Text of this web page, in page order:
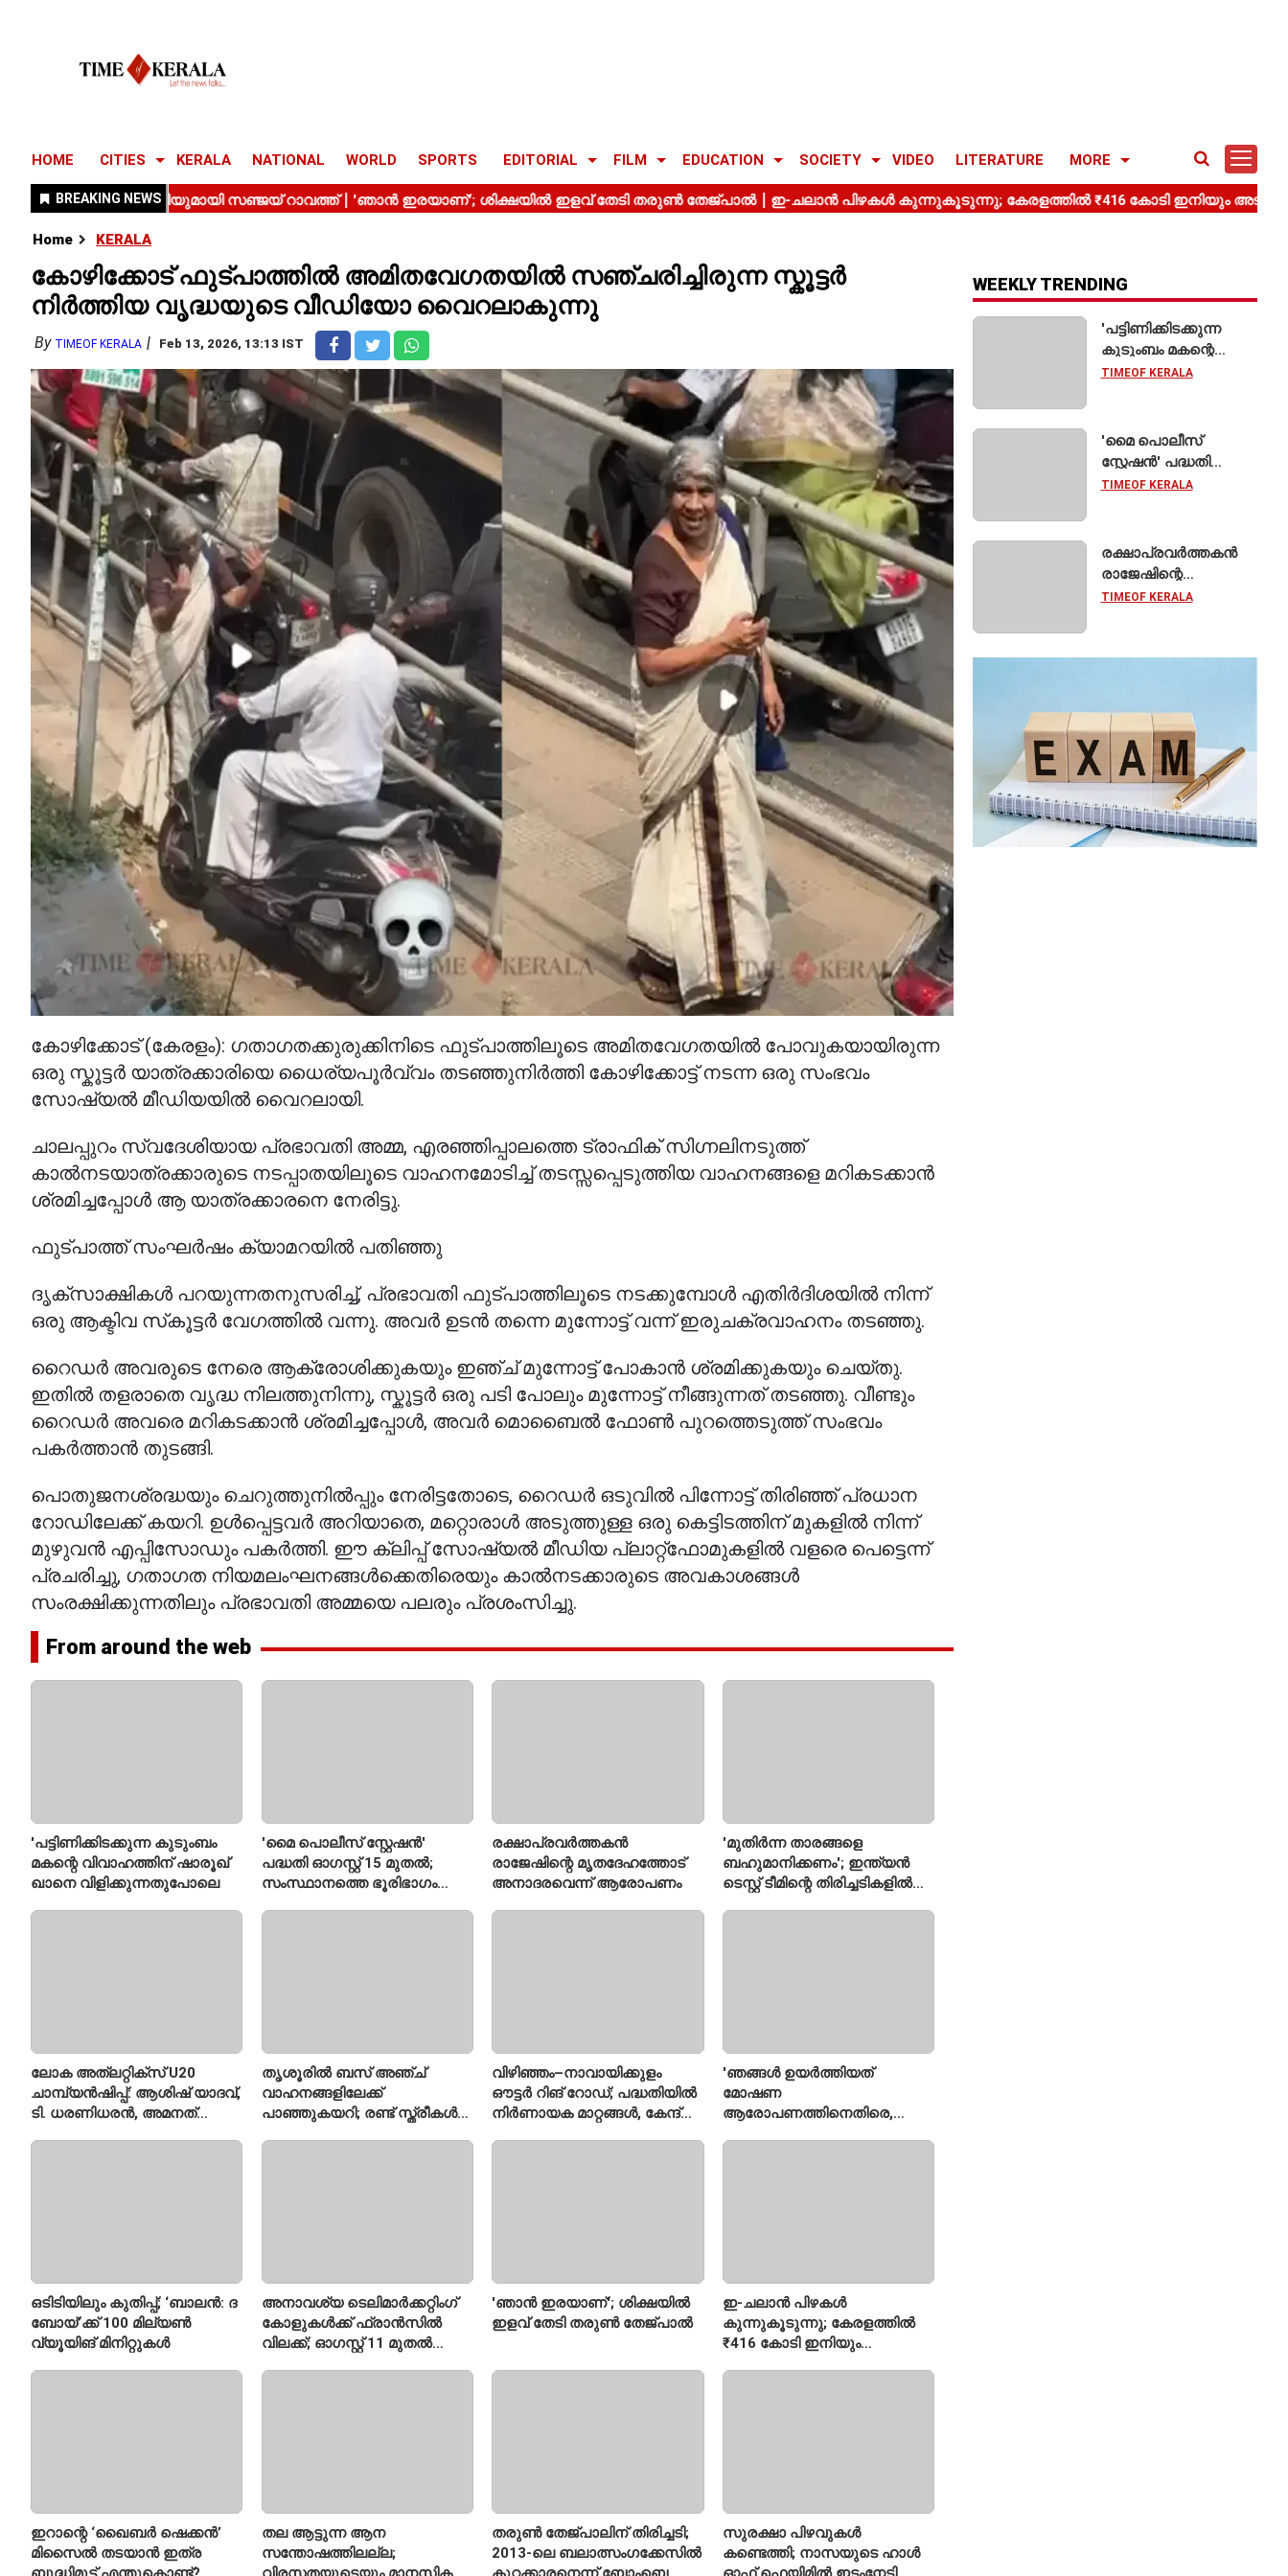
HOME CITIES KERALA NATIONAL WORLD SPORTS EDITORIAL FILM EDUCATION SOCIETY VIDEO LITERATURE MORE
Home KERALA
കോഴിക്കോട് ഫുട്പാത്തിൽ അമിതവേഗതയിൽ സഞ്ചരിച്ചിരുന്ന സ്കൂട്ടർ
നിർത്തിയ വൃദ്ധയുടെ വീഡിയോ വൈറലാകുന്നു
By TIMEOF KERALA Feb 13, 2026, 13:13 IST
കോഴിക്കോട് (കേരളം): ഗതാഗതക്കുരുക്കിനിടെ ഫുട്പാത്തിലൂടെ അമിതവേഗതയിൽ പോവുകയായിരുന്ന
ഒരു സ്കൂട്ടർ യാത്രക്കാരിയെ ധൈര്യപൂർവ്വം തടഞ്ഞുനിർത്തി കോഴിക്കോട്ട് നടന്ന ഒരു സംഭവം
സോഷ്യൽ മീഡിയയിൽ വൈറലായി.
ചാലപ്പുറം സ്വദേശിയായ പ്രഭാവതി അമ്മ, എരഞ്ഞിപ്പാലത്തെ ട്രാഫിക് സിഗ്നലിനടുത്ത്
കാൽനടയാത്രക്കാരുടെ നടപ്പാതയിലൂടെ വാഹനമോടിച്ച് തടസ്സപ്പെടുത്തിയ വാഹനങ്ങളെ മറികടക്കാൻ
ശ്രമിച്ചപ്പോൾ ആ യാത്രക്കാരനെ നേരിട്ടു.
ഫുട്പാത്ത് സംഘർഷം ക്യാമറയിൽ പതിഞ്ഞു
ദൃക്‌സാക്ഷികൾ പറയുന്നതനുസരിച്ച്, പ്രഭാവതി ഫുട്പാത്തിലൂടെ നടക്കുമ്പോൾ എതിർദിശയിൽ നിന്ന്
ഒരു ആക്ടിവ സ്‌കൂട്ടർ വേഗത്തിൽ വന്നു. അവർ ഉടൻ തന്നെ മുന്നോട്ട് വന്ന് ഇരുചക്രവാഹനം തടഞ്ഞു.
റൈഡർ അവരുടെ നേരെ ആക്രോശിക്കുകയും ഇഞ്ച് മുന്നോട്ട് പോകാൻ ശ്രമിക്കുകയും ചെയ്തു.
ഇതിൽ തളരാതെ വൃദ്ധ നിലത്തുനിന്നു, സ്കൂട്ടർ ഒരു പടി പോലും മുന്നോട്ട് നീങ്ങുന്നത് തടഞ്ഞു. വീണ്ടും
റൈഡർ അവരെ മറികടക്കാൻ ശ്രമിച്ചപ്പോൾ, അവർ മൊബൈൽ ഫോൺ പുറത്തെടുത്ത് സംഭവം
പകർത്താൻ തുടങ്ങി.
പൊതുജനശ്രദ്ധയും ചെറുത്തുനിൽപ്പും നേരിട്ടതോടെ, റൈഡർ ഒടുവിൽ പിന്നോട്ട് തിരിഞ്ഞ് പ്രധാന
റോഡിലേക്ക് കയറി. ഉൾപ്പെട്ടവർ അറിയാതെ, മറ്റൊരാൾ അടുത്തുള്ള ഒരു കെട്ടിടത്തിന് മുകളിൽ നിന്ന്
മുഴുവൻ എപ്പിസോഡും പകർത്തി. ഈ ക്ലിപ്പ് സോഷ്യൽ മീഡിയ പ്ലാറ്റ്‌ഫോമുകളിൽ വളരെ പെട്ടെന്ന്
പ്രചരിച്ചു, ഗതാഗത നിയമലംഘനങ്ങൾക്കെതിരെയും കാൽനടക്കാരുടെ അവകാശങ്ങൾ
സംരക്ഷിക്കുന്നതിലും പ്രഭാവതി അമ്മയെ പലരും പ്രശംസിച്ചു.
From around the web
'പട്ടിണിക്കിടക്കുന്ന കുടുംബം
മകന്റെ വിവാഹത്തിന് ഷാരൂഖ്
ഖാനെ വിളിക്കുന്നതുപോലെ
'മൈ പൊലീസ് സ്റ്റേഷൻ'
പദ്ധതി ഓഗസ്റ്റ് 15 മുതൽ;
സംസ്ഥാനത്തെ ഭൂരിഭാഗം
രക്ഷാപ്രവർത്തകൻ
രാജേഷിന്റെ മൃതദേഹത്തോട്
അനാദരവെന്ന് ആരോപണം
'മുതിർന്ന താരങ്ങളെ
ബഹുമാനിക്കണം'; ഇന്ത്യൻ
ടെസ്റ്റ് ടീമിന്റെ തിരിച്ചടികളിൽ
ലോക അത്‌ലറ്റിക്സ് U20
ചാമ്പ്യൻഷിപ്പ്: ആശിഷ് യാദവ്,
ടി. ധരണിധരൻ, അമനത്
തൃശൂരിൽ ബസ് അഞ്ച്
വാഹനങ്ങളിലേക്ക്
പാഞ്ഞുകയറി; രണ്ട് സ്ത്രീകൾ
വിഴിഞ്ഞം–നാവായിക്കുളം
ഔട്ടർ റിങ് റോഡ്; പദ്ധതിയിൽ
നിർണായക മാറ്റങ്ങൾ, കേന്ദ്രം
'ഞങ്ങൾ ഉയർത്തിയത്
മോഷണ
ആരോപണത്തിനെതിരെ,
ഒടിടിയിലും കുതിപ്പ്; ‘ബാലൻ: ദ
ബോയ്’ക്ക് 100 മില്യൺ
വ്യൂയിങ് മിനിറ്റുകൾ
അനാവശ്യ ടെലിമാർക്കറ്റിംഗ്
കോളുകൾക്ക് ഫ്രാൻസിൽ
വിലക്ക്; ഓഗസ്റ്റ് 11 മുതൽ
'ഞാൻ ഇരയാണ്'; ശിക്ഷയിൽ
ഇളവ് തേടി തരുണ്‍ തേജ്പാൽ
ഇ-ചലാൻ പിഴകൾ
കുന്നുകൂടുന്നു; കേരളത്തിൽ
₹416 കോടി ഇനിയും
ഇറാന്റെ ‘ഖൈബർ ഷെക്കൻ’
മിസൈൽ തടയാൻ ഇത്ര
തല ആട്ടുന്ന ആന
സന്തോഷത്തിലല്ല;
തരുൺ തേജ്പാലിന് തിരിച്ചടി;
2013-ലെ ബലാത്സംഗക്കേസിൽ
സുരക്ഷാ പിഴവുകൾ
കണ്ടെത്തി; നാസയുടെ ഹാൾ
WEEKLY TRENDING
'പട്ടിണിക്കിടക്കുന്ന
കുടുംബം മകന്റെ
വിവാഹത്തിന് ഷാരൂഖ്
TIMEOF KERALA
'മൈ പൊലീസ്
സ്റ്റേഷൻ' പദ്ധതി
ഓഗസ്റ്റ് 15 മുതൽ;
സ്റ്റേഷനുകളുടെയും
ചുമതല
എസ്‌ഐമാർക്ക്
TIMEOF KERALA
രക്ഷാപ്രവർത്തകൻ
രാജേഷിന്റെ
മൃതദേഹത്തോട്
TIMEOF KERALA